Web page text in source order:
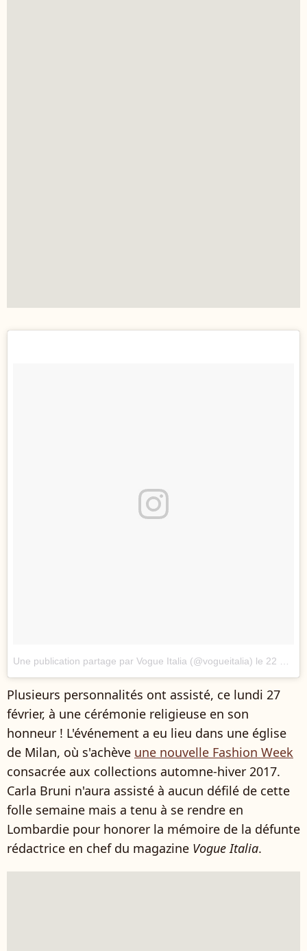
Une publication partage par Vogue Italia (@vogueitalia) le 22 Dc. 2016 8h39 PST
Plusieurs personnalités ont assisté, ce lundi 27
février, à une cérémonie religieuse en son
honneur ! L'événement a eu lieu dans une église
de Milan, où s'achève une nouvelle Fashion Week
consacrée aux collections automne-hiver 2017.
Carla Bruni n'aura assisté à aucun défilé de cette
folle semaine mais a tenu à se rendre en
Lombardie pour honorer la mémoire de la défunte
rédactrice en chef du magazine Vogue Italia.